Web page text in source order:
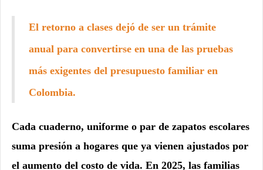
El retorno a clases dejó de ser un trámite
anual para convertirse en una de las pruebas
más exigentes del presupuesto familiar en
Colombia.
Cada cuaderno, uniforme o par de zapatos escolares
suma presión a hogares que ya vienen ajustados por
el aumento del costo de vida. En 2025, las familias